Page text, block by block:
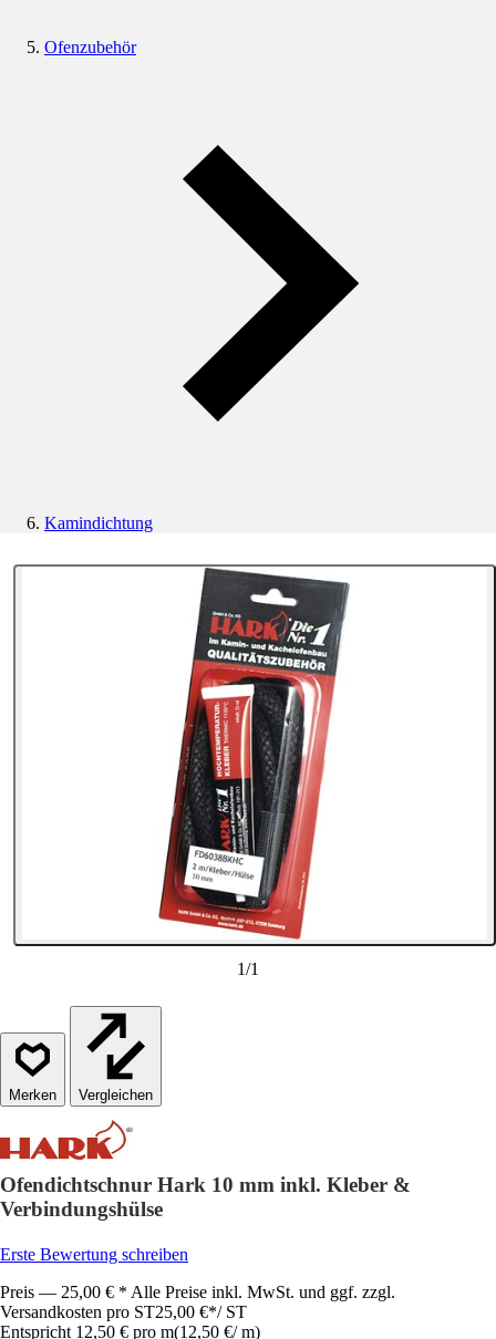
Ofenzubehör
Kamindichtung
1/1
Vergleichen
Ofendichtschnur Hark 10 mm inkl. Kleber &
Verbindungshülse
Erste Bewertung schreiben
Preis — 25,00 € * Alle Preise inkl. MwSt. und ggf. zzgl.
Versandkosten pro ST25,00 €*/ ST
Entspricht 12,50 € pro m(12,50 €/ m)